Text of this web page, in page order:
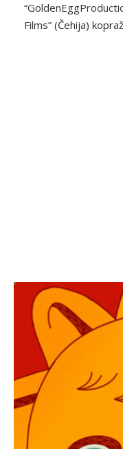
Films” (Čehija)